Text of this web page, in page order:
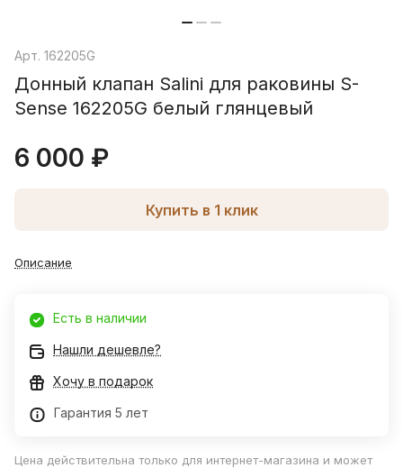
Арт. 162205G
Донный клапан Salini для раковины S-
Sense 162205G белый глянцевый
6 000 ₽
Купить в 1 клик
Описание
Есть в наличии
Нашли дешевле?
Хочу в подарок
Гарантия 5 лет
Цена действительна только для интернет-магазина и может